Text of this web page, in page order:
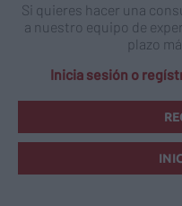
Si quieres hacer una
a nuestro equipo de
plazo
Inicia sesión o